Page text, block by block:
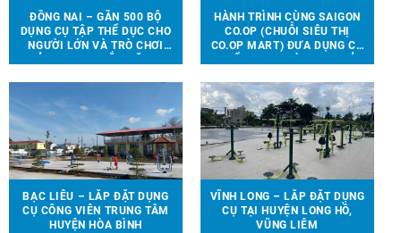
ĐỒNG NAI – GẦN 500 BỘ
DỤNG CỤ TẬP THỂ DỤC CHO
NGƯỜI LỚN VÀ TRÒ CHƠI
HÀNH TRÌNH CÙNG SAIGON
CO.OP (CHUỖI SIÊU THỊ
CO.OP MART) ĐƯA DỤNG CỤ
HỌC TẠI 6 TỈNH THÀNH
BẠC LIÊU – LẮP ĐẶT DỤNG
CỤ CÔNG VIÊN TRUNG TÂM
HUYỆN HÒA BÌNH
VĨNH LONG – LẮP ĐẶT DỤNG
CỤ TẠI HUYỆN LONG HỒ,
VŨNG LIÊM